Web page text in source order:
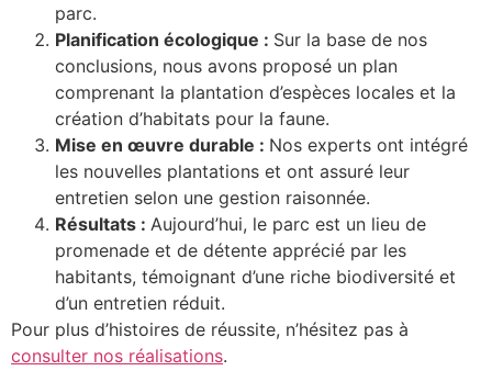
parc.
Planification écologique : Sur la base de nos
conclusions, nous avons proposé un plan
comprenant la plantation d’espèces locales et la
création d’habitats pour la faune.
Mise en œuvre durable : Nos experts ont intégré
les nouvelles plantations et ont assuré leur
entretien selon une gestion raisonnée.
Résultats : Aujourd’hui, le parc est un lieu de
promenade et de détente apprécié par les
habitants, témoignant d’une riche biodiversité et
d’un entretien réduit.
Pour plus d’histoires de réussite, n’hésitez pas à
consulter nos réalisations.